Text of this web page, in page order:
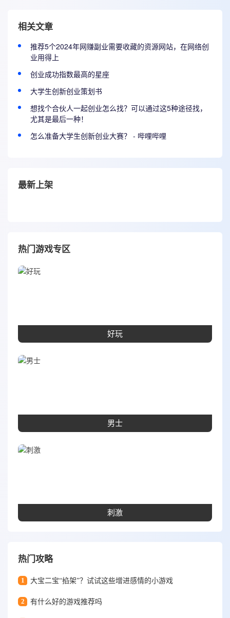
相关文章
推荐5个2024年网赚副业需要收藏的资源网站，在网络创
业用得上
创业成功指数最高的星座
大学生创新创业策划书
想找个合伙人一起创业怎么找？可以通过这5种途径找，
尤其是最后一种！
怎么准备大学生创新创业大赛？ - 哔哩哔哩
最新上架
热门游戏专区
好玩
男士
刺激
热门攻略
1 大宝二宝“掐架”？试试这些增进感情的小游戏
2 有什么好的游戏推荐吗